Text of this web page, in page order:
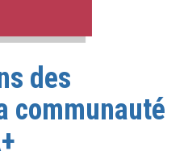
des
communauté